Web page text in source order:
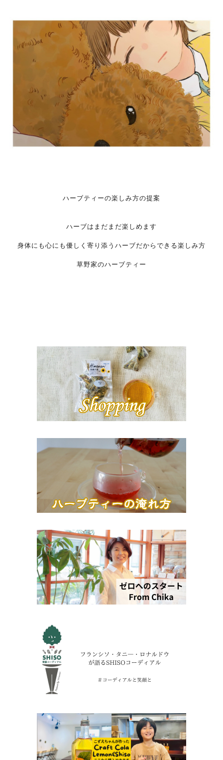
ハーブティーの楽しみ方の提案
ハーブはまだまだ楽しめます
身体にも心にも優しく寄り添うハーブだからできる楽しみ方
草野家のハーブティー